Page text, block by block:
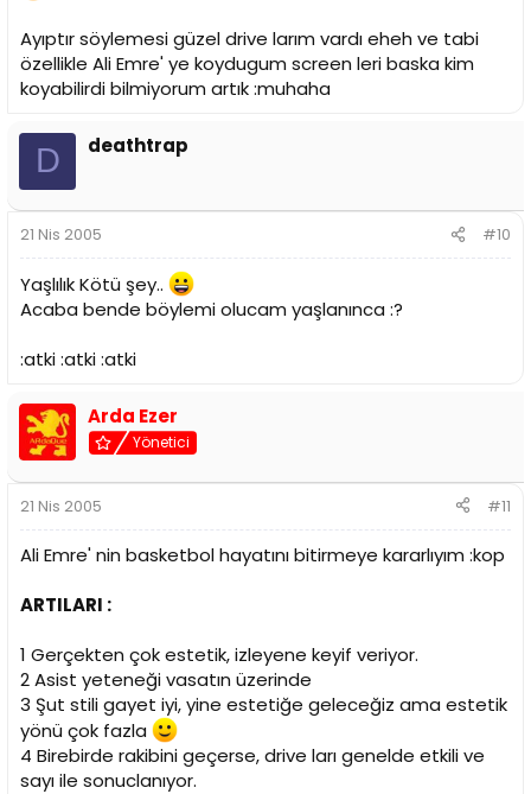
Ayıptır söylemesi güzel drive larım vardı eheh ve tabi
özellikle Ali Emre' ye koydugum screen leri baska kim
koyabilirdi bilmiyorum artık :muhaha
D deathtrap
21 Nis 2005 #10
Yaşlılık Kötü şey..
Acaba bende böylemi olucam yaşlanınca :?
:atki :atki :atki
Arda Ezer
Yönetici
21 Nis 2005 #11
Ali Emre' nin basketbol hayatını bitirmeye kararlıyım :kop
ARTILARI :
1 Gerçekten çok estetik, izleyene keyif veriyor.
2 Asist yeteneği vasatın üzerinde
3 Şut stili gayet iyi, yine estetiğe geleceğiz ama estetik
yönü çok fazla
4 Birebirde rakibini geçerse, drive ları genelde etkili ve
sayı ile sonuclanıyor.